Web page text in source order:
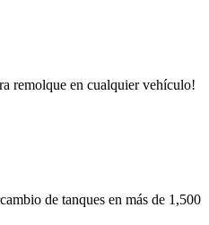
remolque en cualquier vehículo!
de tanques en más de 1,500